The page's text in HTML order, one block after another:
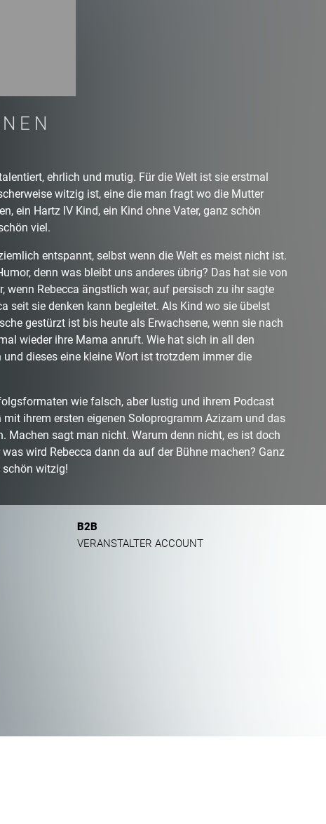
ehrlich und mutig. Für die Welt ist sie erstmal
witzig ist, eine die man fragt wo die Mutter
ein Hartz IV Kind, ein Kind ohne Vater, ganz schön
viel.
entspannt, selbst wenn die Welt es meist nicht ist.
denn was bleibt uns anderes übrig? Das hat sie von
wenn Rebecca ängstlich war, auf persisch zu ihr sagte
seit sie denken kann begleitet. Als Kind wo sie übelst
gestürzt ist bis heute als Erwachsene, wenn sie nach
wieder ihre Mama anruft. Wie hat sich in all den
dieses eine kleine Wort ist trotzdem immer die
wie falsch, aber lustig und ihrem Podcast
ihrem ersten eigenen Soloprogramm Azizam und das
Machen sagt man nicht. Warum denn nicht, es ist doch
wird Rebecca dann da auf der Bühne machen? Ganz
witzig!
B2B
VERANSTALTER ACCOUNT